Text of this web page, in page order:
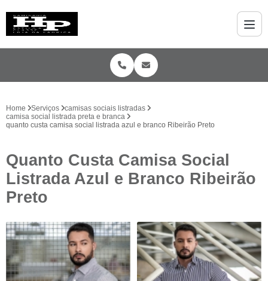
Home Serviços
camisas sociais listradas
camisa social listrada preta e branca
quanto custa camisa social listrada azul e branco Ribeirão Preto
Quanto Custa Camisa Social
Listrada Azul e Branco Ribeirão
Preto